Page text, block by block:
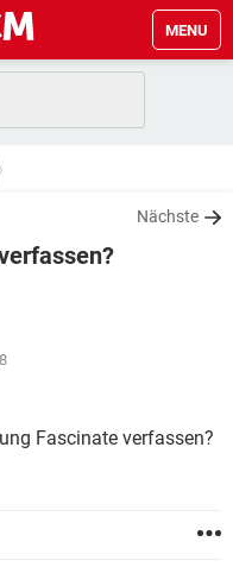
MENU
Nächste
Fascinate verfassen?